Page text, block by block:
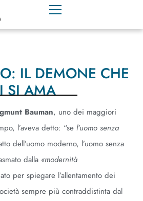
IL DEMONE CHE
SI AMA
Bauman, uno dei maggiori
l’aveva detto: “se l’uomo senza
dell’uomo moderno, l’uomo senza
dalla «modernità
per spiegare l’allentamento dei
sempre più contraddistinta dal